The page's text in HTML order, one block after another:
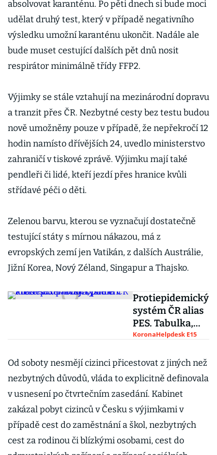
absolvovat karanténu. Po pěti dnech si bude moci
udělat druhý test, který v případě negativního
výsledku umožní karanténu ukončit. Nadále ale
bude muset cestující dalších pět dnů nosit
respirátor minimálně třídy FFP2.
Výjimky se stále vztahují na mezinárodní dopravu
a tranzit přes ČR. Nezbytné cesty bez testu budou
nově umožněny pouze v případě, že nepřekročí 12
hodin namísto dřívějších 24, uvedlo ministerstvo
zahraničí v tiskové zprávě. Výjimku mají také
pendleři či lidé, kteří jezdí přes hranice kvůli
střídavé péči o děti.
Zelenou barvu, kterou se vyznačují dostatečně
testující státy s mírnou nákazou, má z
evropských zemí jen Vatikán, z dalších Austrálie,
Jižní Korea, Nový Zéland, Singapur a Thajsko.
Protiepidemický
systém ČR alias
PES. Tabulka,
podle které se
opatření
KoronaHelpdesk E15
Od soboty nesmějí cizinci přicestovat z jiných než
nezbytných důvodů, vláda to explicitně definovala
v usnesení po čtvrtečním zasedání. Kabinet
zakázal pobyt cizinců v Česku s výjimkami v
případě cest do zaměstnání a škol, nezbytných
cest za rodinou či blízkými osobami, cest do